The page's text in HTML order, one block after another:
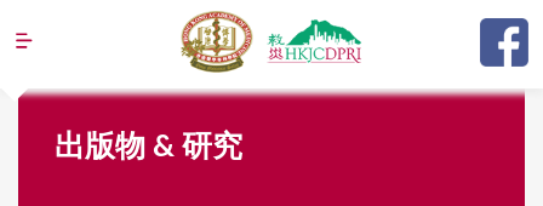
Jump to navigation
出版物 & 研究